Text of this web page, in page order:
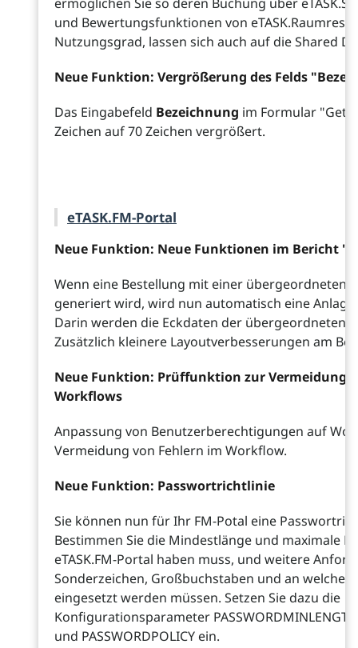
und Bewertungsfunktionen von
Nutzungsgrad, lassen sich auch auf die Shared
Neue Funktion: Vergrößerung des Felds
Das Eingabefeld Bezeichnung im Formular
Zeichen auf 70 Zeichen vergrößert.
eTASK.FM-Portal
Neue Funktion: Neue Funktionen im Bericht
Wenn eine Bestellung mit einer übergeordneten
generiert wird, wird nun automatisch eine
Darin werden die Eckdaten der übergeordneten
Zusätzlich kleinere Layoutverbesserungen am
Neue Funktion: Prüffunktion zur Vermeidung
Workflows
Anpassung von Benutzerberechtigungen auf
Vermeidung von Fehlern im Workflow.
Neue Funktion: Passwortrichtlinie
Sie können nun für Ihr FM-Potal eine
Bestimmen Sie die Mindestlänge und maximale
eTASK.FM-Portal haben muss, und weitere
Sonderzeichen, Großbuchstaben und an welchen
eingesetzt werden müssen. Setzen Sie dazu die
Konfigurationsparameter
und PASSWORDPOLICY ein.